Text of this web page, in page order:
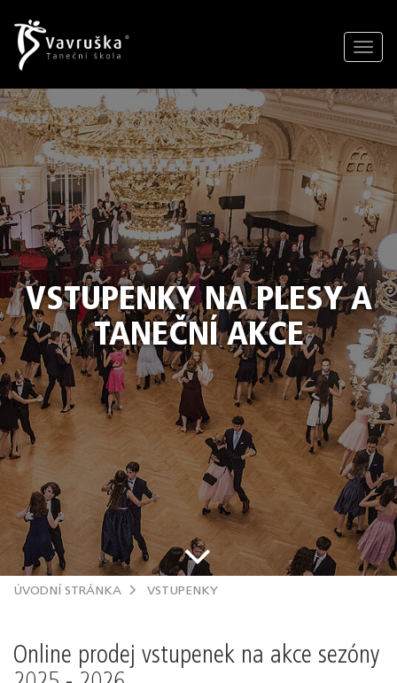
VSTUPENKY NA PLESY A
TANEČNÍ AKCE
.
ÚVODNÍ STRÁNKA VSTUPENKY
Online prodej vstupenek na akce sezóny